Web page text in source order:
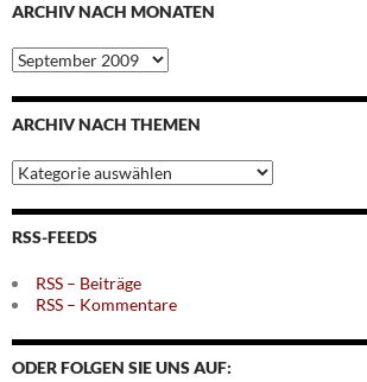
ARCHIV NACH MONATEN
Archiv
nach
Monaten
ARCHIV NACH THEMEN
Archiv
nach
Themen
RSS-FEEDS
RSS – Beiträge
RSS – Kommentare
ODER FOLGEN SIE UNS AUF: